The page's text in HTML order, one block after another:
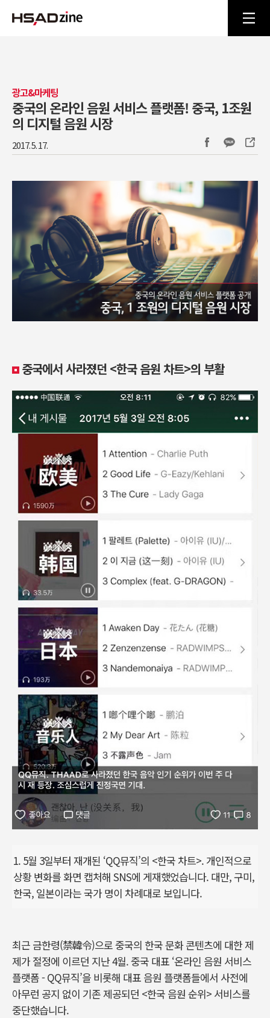
광고&마케팅
중국의 온라인 음원 서비스 플랫폼! 중국, 1조원
의 디지털 음원 시장
2017. 5. 17.
중국에서 사라졌던 <한국 음원 차트>의 부활
1. 5월 3일부터 재개된 ‘QQ뮤직’의 <한국 차트>. 개인적으로
상황 변화를 화면 캡처해 SNS에 게재했었습니다. 대만, 구미,
한국, 일본이라는 국가 명이 차례대로 보입니다.
최근 금한령(禁韓令)으로 중국의 한국 문화 콘텐츠에 대한 제
제가 절정에 이르던 지난 4월. 중국 대표 ‘온라인 음원 서비스
플랫폼 - QQ뮤직’을 비롯해 대표 음원 플랫폼들에서 사전에
아무런 공지 없이 기존 제공되던 <한국 음원 순위> 서비스를
중단했습니다.